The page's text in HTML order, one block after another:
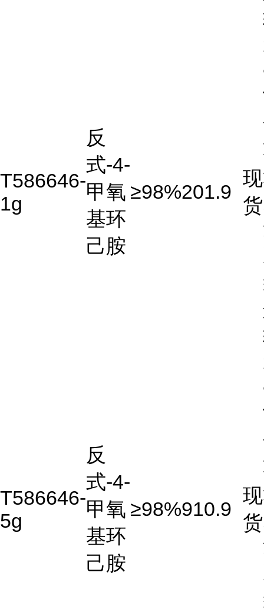
T586646-
1g
反
式-4-
甲氧
基环
己胺
≥98%201.9
现
货
T586646-
5g
反
式-4-
甲氧
基环
己胺
≥98%910.9
现
货